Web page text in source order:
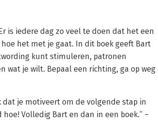
is iedere dag zo veel te doen dat het een
het met je gaat. In dit boek geeft Bart
kunt stimuleren, patronen
wat je wilt. Bepaal een richting, ga op weg
dat je motiveert om de volgende stap in
Volledig Bart en dan in een boek.” –